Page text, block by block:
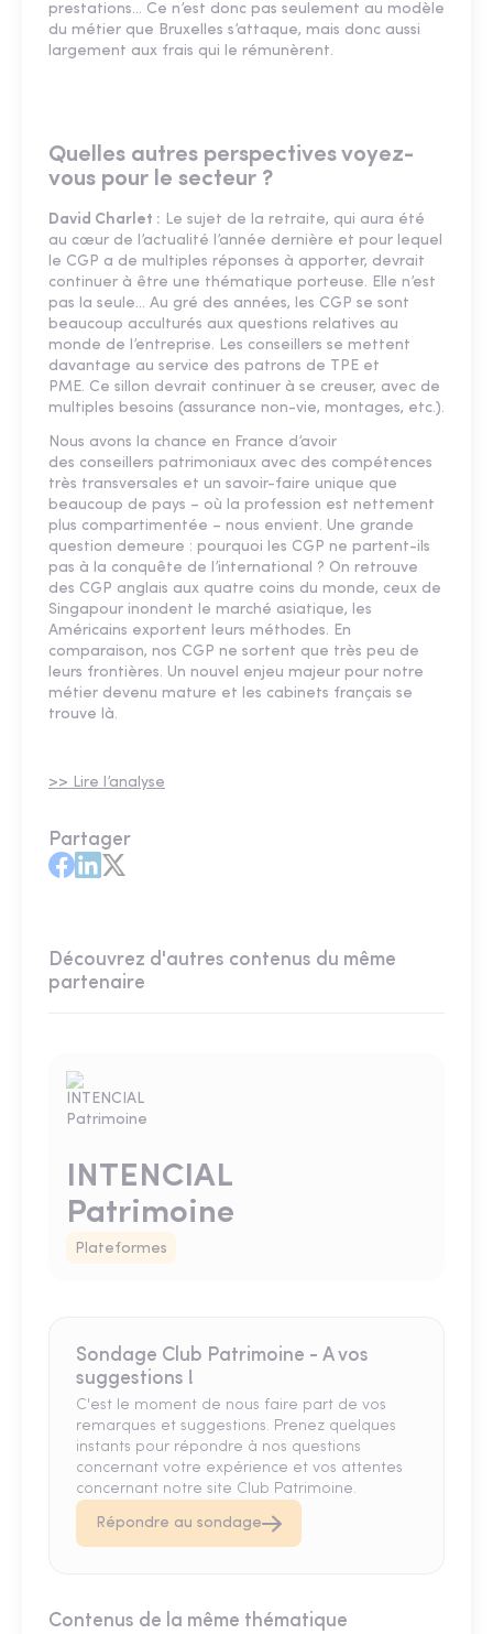
prestations… Ce n’est donc pas seulement au modèle
du métier que Bruxelles s’attaque, mais donc aussi
largement aux frais qui le rémunèrent.
Quelles autres perspectives voyez-
vous pour le secteur ?
David Charlet : Le sujet de la retraite, qui aura été
au cœur de l’actualité l’année dernière et pour lequel
le CGP a de multiples réponses à apporter, devrait
continuer à être une thématique porteuse. Elle n’est
pas la seule… Au gré des années, les CGP se sont
beaucoup acculturés aux questions relatives au
monde de l’entreprise. Les conseillers se mettent
davantage au service des patrons de TPE et
PME. Ce sillon devrait continuer à se creuser, avec de
multiples besoins (assurance non-vie, montages, etc.).
Nous avons la chance en France d’avoir
des conseillers patrimoniaux avec des compétences
très transversales et un savoir-faire unique que
beaucoup de pays – où la profession est nettement
plus compartimentée – nous envient. Une grande
question demeure : pourquoi les CGP ne partent-ils
pas à la conquête de l’international ? On retrouve
des CGP anglais aux quatre coins du monde, ceux de
Singapour inondent le marché asiatique, les
Américains exportent leurs méthodes. En
comparaison, nos CGP ne sortent que très peu de
leurs frontières. Un nouvel enjeu majeur pour notre
métier devenu mature et les cabinets français se
trouve là.
>> Lire l’analyse
Partager
Découvrez d'autres contenus du même
partenaire
INTENCIAL
Patrimoine
Plateformes
Sondage Club Patrimoine - A vos
suggestions !
C'est le moment de nous faire part de vos
remarques et suggestions. Prenez quelques
instants pour répondre à nos questions
concernant votre expérience et vos attentes
concernant notre site Club Patrimoine.
Répondre au sondage
Contenus de la même thématique